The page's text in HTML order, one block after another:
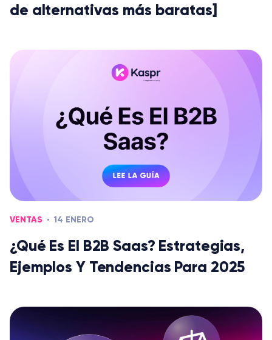
de alternativas más baratas]
VENTAS 14 ENERO
¿Qué Es El B2B Saas? Estrategias,
Ejemplos Y Tendencias Para 2025